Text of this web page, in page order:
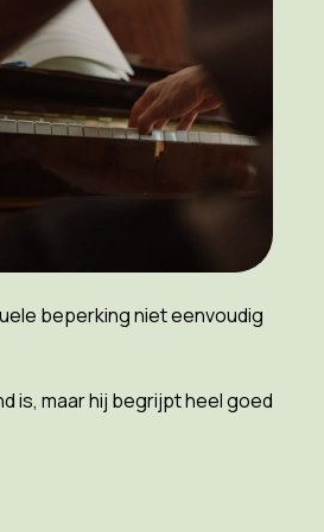
beperking niet eenvoudig
is, maar hij begrijpt heel goed